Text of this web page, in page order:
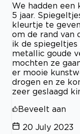
We hadden een
5 jaar.
kleurtje te
om de rand van
ik de spiegeltjes
metallic goude
mochten ze
er mooie
drogen en ze
zeer geslaagd
Beveelt aan
20 July 2023